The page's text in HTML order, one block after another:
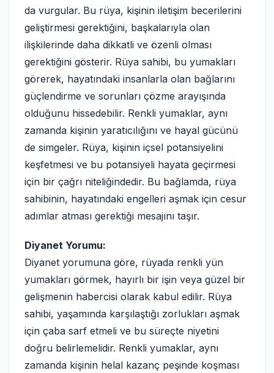
da vurgular. Bu rüya, kişinin iletişim becerilerini
geliştirmesi gerektiğini, başkalarıyla olan
ilişkilerinde daha dikkatli ve özenli olması
gerektiğini gösterir. Rüya sahibi, bu yumakları
görerek, hayatındaki insanlarla olan bağlarını
güçlendirme ve sorunları çözme arayışında
olduğunu hissedebilir. Renkli yumaklar, aynı
zamanda kişinin yaratıcılığını ve hayal gücünü
de simgeler. Rüya, kişinin içsel potansiyelini
keşfetmesi ve bu potansiyeli hayata geçirmesi
için bir çağrı niteliğindedir. Bu bağlamda, rüya
sahibinin, hayatındaki engelleri aşmak için cesur
adımlar atması gerektiği mesajını taşır.
Diyanet Yorumu:
Diyanet yorumuna göre, rüyada renkli yün
yumakları görmek, hayırlı bir işin veya güzel bir
gelişmenin habercisi olarak kabul edilir. Rüya
sahibi, yaşamında karşılaştığı zorlukları aşmak
için çaba sarf etmeli ve bu süreçte niyetini
doğru belirlemelidir. Renkli yumaklar, aynı
zamanda kişinin helal kazanç peşinde koşması